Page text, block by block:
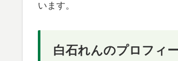
います。
白石れんのプロフィ